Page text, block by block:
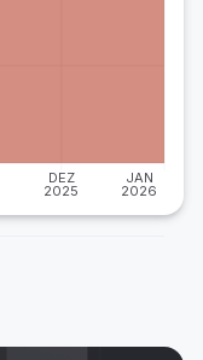
DEZ
2025
JAN
2026